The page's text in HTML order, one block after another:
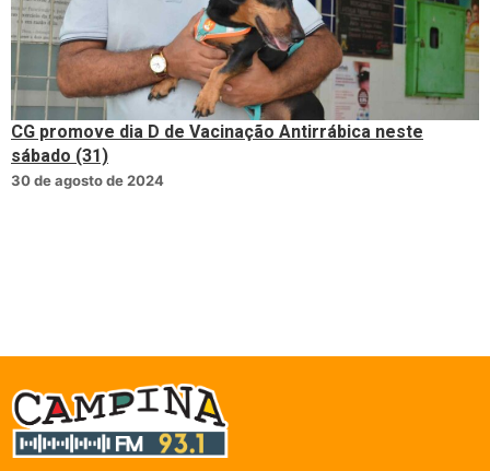
CG promove dia D de Vacinação Antirrábica neste
sábado (31)
30 de agosto de 2024